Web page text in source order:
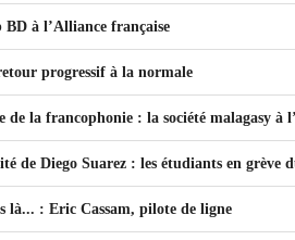
BD à l’Alliance française
progressif à la normale
de la francophonie : la société malagasy à
de Diego Suarez : les étudiants en grève
là... : Eric Cassam, pilote de ligne